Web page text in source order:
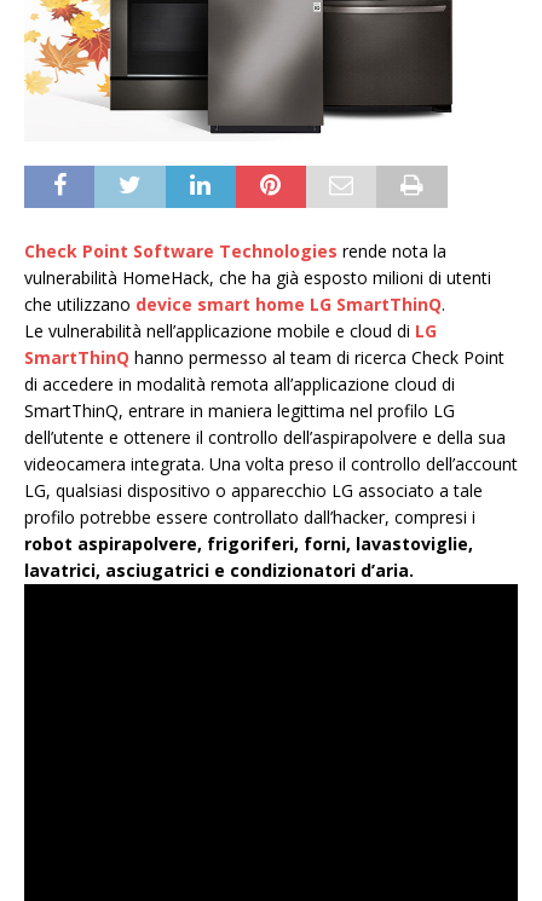
Check Point Software Technologies rende nota la
vulnerabilità HomeHack, che ha già esposto milioni di utenti
che utilizzano device smart home LG SmartThinQ.
Le vulnerabilità nell’applicazione mobile e cloud di LG
SmartThinQ hanno permesso al team di ricerca Check Point
di accedere in modalità remota all’applicazione cloud di
SmartThinQ, entrare in maniera legittima nel profilo LG
dell’utente e ottenere il controllo dell’aspirapolvere e della sua
videocamera integrata. Una volta preso il controllo dell’account
LG, qualsiasi dispositivo o apparecchio LG associato a tale
profilo potrebbe essere controllato dall’hacker, compresi i
robot aspirapolvere, frigoriferi, forni, lavastoviglie,
lavatrici, asciugatrici e condizionatori d’aria.